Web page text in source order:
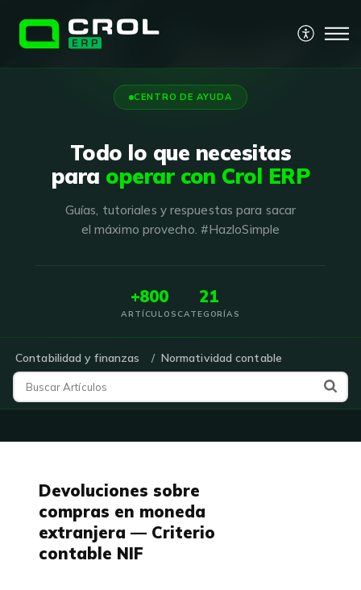
CENTRO DE AYUDA
Todo lo que necesitas
para operar con Crol ERP
Guías, tutoriales y respuestas para sacar
el máximo provecho. #HazloSimple
+800
ARTÍCULOS
21
CATEGORÍAS
Contabilidad y finanzas Normatividad contable
Devoluciones sobre
compras en moneda
extranjera — Criterio
contable NIF